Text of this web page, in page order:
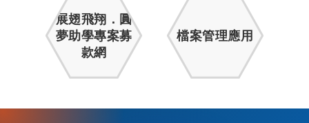
展翅飛翔．圓
夢助學專案募
款網
檔案管理應用